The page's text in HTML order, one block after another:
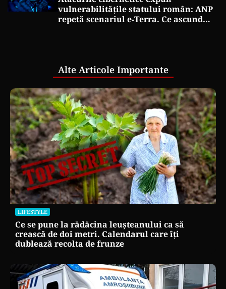
vulnerabilitățile statului român: ANP
repetă scenariul e‑Terra. Ce ascund
Alte Articole Importante
LIFESTYLE
Ce se pune la rădăcina leușteanului ca să
crească de doi metri. Calendarul care îți
dublează recolta de frunze